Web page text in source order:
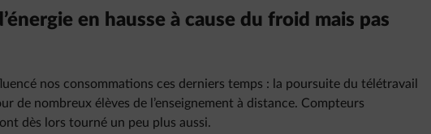
en hausse à cause du froid mais pas
nos consommations ces derniers temps : la poursuite du télétravail
de nombreux élèves de l’enseignement à distance. Compteurs
dès lors tourné un peu plus aussi.